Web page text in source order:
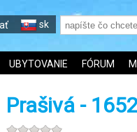
sk
UBYTOVANIE FÓRUM
Prašivá -